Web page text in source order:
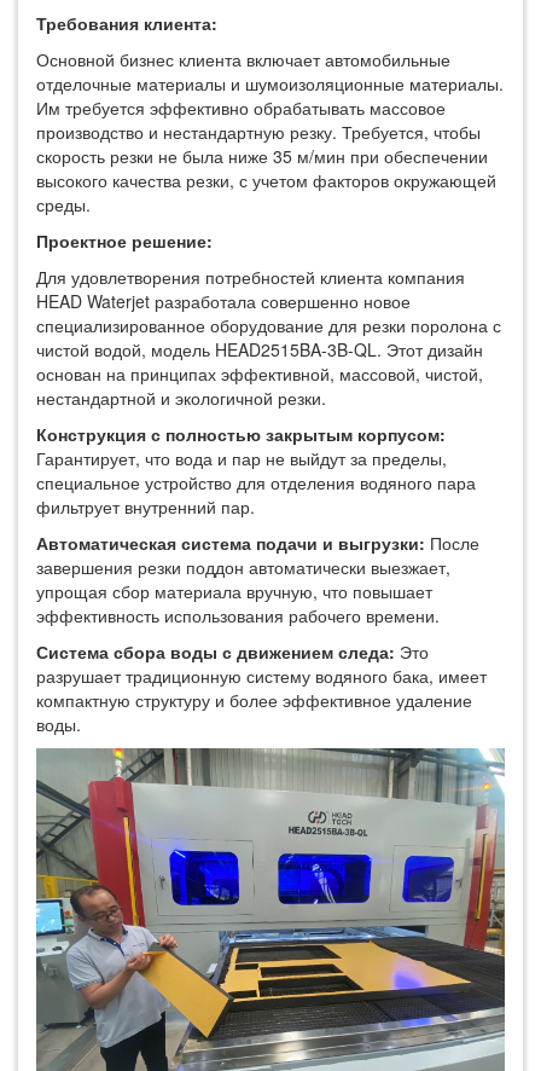
Требования клиента:
Основной бизнес клиента включает автомобильные
отделочные материалы и шумоизоляционные материалы.
Им требуется эффективно обрабатывать массовое
производство и нестандартную резку. Требуется, чтобы
скорость резки не была ниже 35 м/мин при обеспечении
высокого качества резки, с учетом факторов окружающей
среды.
Проектное решение:
Для удовлетворения потребностей клиента компания
HEAD Waterjet разработала совершенно новое
специализированное оборудование для резки поролона с
чистой водой, модель HEAD2515BA-3B-QL. Этот дизайн
основан на принципах эффективной, массовой, чистой,
нестандартной и экологичной резки.
Конструкция с полностью закрытым корпусом:
Гарантирует, что вода и пар не выйдут за пределы,
специальное устройство для отделения водяного пара
фильтрует внутренний пар.
Автоматическая система подачи и выгрузки: После
завершения резки поддон автоматически выезжает,
упрощая сбор материала вручную, что повышает
эффективность использования рабочего времени.
Система сбора воды с движением следа: Это
разрушает традиционную систему водяного бака, имеет
компактную структуру и более эффективное удаление
воды.